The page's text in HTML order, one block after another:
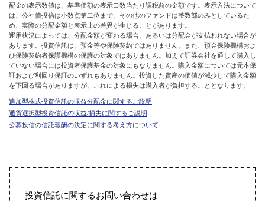
配金の表示数値は、基準価額の表示口数当たり課税前の金額です。表示方法について
は、公社債投信は小数点第二位まで、その他のファンドは整数部のみとしているた
め、実際の分配金額と表示上の差異が生じることがあります。
運用状況によっては、分配金額が変わる場合、あるいは分配金が支払われない場合が
あります。投資信託は、預金等や保険契約ではありません。また、預金保険機構およ
び保険契約者保護機構の保護の対象ではありません。加えて証券会社を通して購入し
ていない場合には投資者保護基金の対象にもなりません。購入金額については元本保
証および利回り保証のいずれもありません。投資した資産の価値が減少して購入金額
を下回る場合がありますが、これによる損失は購入者が負担することとなります。
追加型株式投資信託の収益分配金に関するご説明
通貨選択型投資信託の収益/損失に関するご説明
公募投信の信託報酬の決定に関する考え方について
投資信託に関するお問い合わせは